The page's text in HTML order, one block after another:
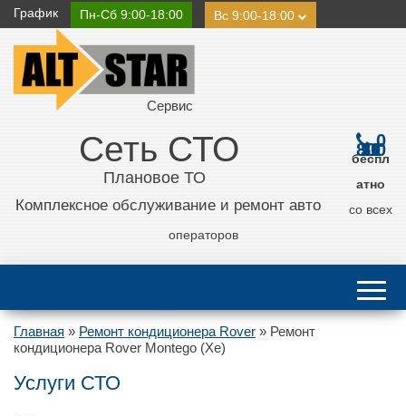
График Пн-Сб 9:00-18:00 Вс 9:00-18:00
Сервис
Сеть СТО
Плановое ТО
Комплексное обслуживание и ремонт авто
0
800 21 11 50
беспл
атно
со всех
операторов
Главная » Ремонт кондиционера Rover » Ремонт
кондиционера Rover Montego (Xe)
Услуги СТО